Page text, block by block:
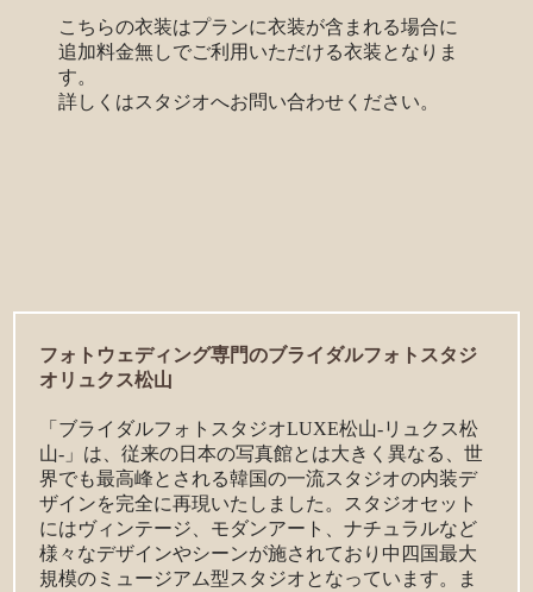
こちらの衣装はプランに衣装が含まれる場合に
追加料金無しでご利用いただける衣装となりま
す。
詳しくはスタジオへお問い合わせください。
フォトウェディング専門のブライダルフォトスタジ
オリュクス松山
「ブライダルフォトスタジオLUXE松山-リュクス松
山-」は、従来の日本の写真館とは大きく異なる、世
界でも最高峰とされる韓国の一流スタジオの内装デ
ザインを完全に再現いたしました。スタジオセット
にはヴィンテージ、モダンアート、ナチュラルなど
様々なデザインやシーンが施されており中四国最大
規模のミュージアム型スタジオとなっています。ま